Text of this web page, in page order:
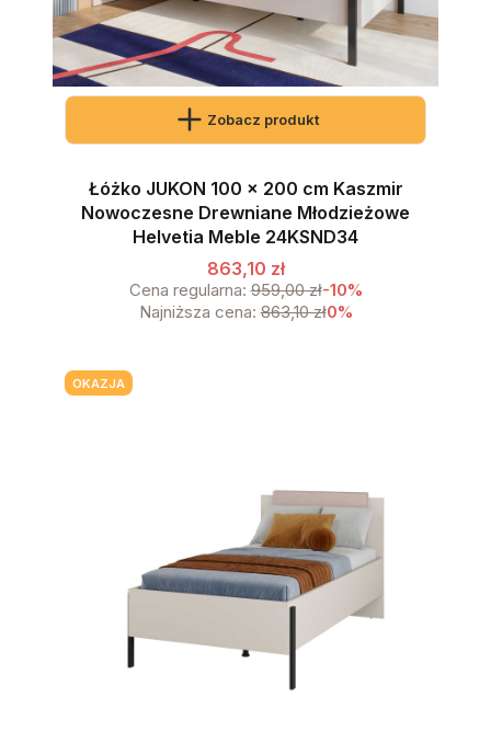
Zobacz produkt
Łóżko JUKON 100 x 200 cm Kaszmir
Nowoczesne Drewniane Młodzieżowe
Helvetia Meble 24KSND34
863,10 zł
Cena regularna: 959,00 zł-10%
Najniższa cena: 863,10 zł0%
OKAZJA